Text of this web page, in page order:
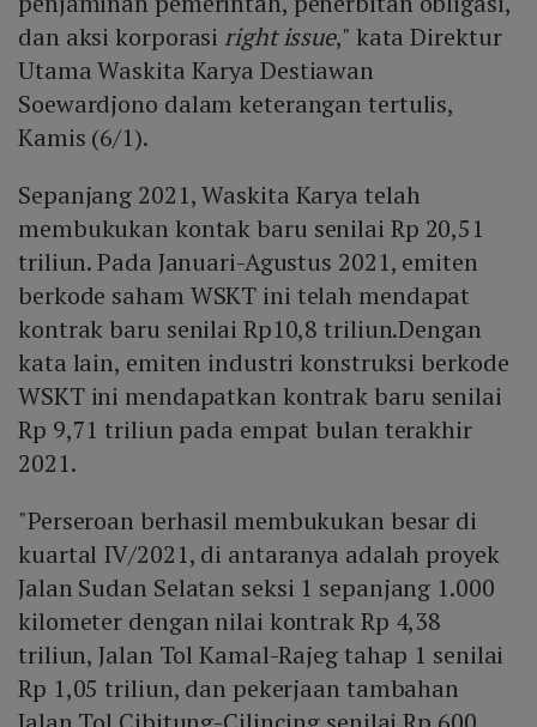
dan aksi korporasi right issue," kata Direktur
Utama Waskita Karya Destiawan
Soewardjono dalam keterangan tertulis,
Kamis (6/1).
Sepanjang 2021, Waskita Karya telah
membukukan kontak baru senilai Rp 20,51
triliun. Pada Januari-Agustus 2021, emiten
berkode saham WSKT ini telah mendapat
kontrak baru senilai Rp10,8 triliun.Dengan
kata lain, emiten industri konstruksi berkode
WSKT ini mendapatkan kontrak baru senilai
Rp 9,71 triliun pada empat bulan terakhir
2021.
"Perseroan berhasil membukukan besar di
kuartal IV/2021, di antaranya adalah proyek
Jalan Sudan Selatan seksi 1 sepanjang 1.000
kilometer dengan nilai kontrak Rp 4,38
triliun, Jalan Tol Kamal-Rajeg tahap 1 senilai
Rp 1,05 triliun, dan pekerjaan tambahan